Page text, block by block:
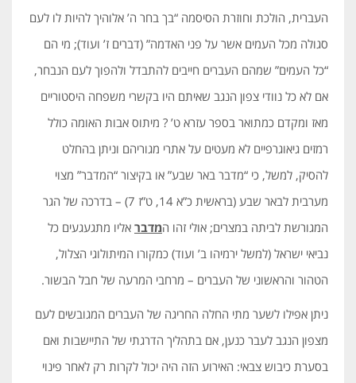
העברית, הולכת וחוזרת הסיסמה “בך בחר ה’ אלוהיך להיות לו לעם
סגולה מכל העמים אשר על פני האדמה” (דברים ז’ ועוד); מי הם
“כל העמים” שמהם העברים חייבים להתבדל ולהפוך לעם הנבחר,
אם לא כל נוודי צפון הנגב שאיתם היו בקשרי משפחה היסטוריים
מאז ומקדם כמתואר בספר עזרא ט’ ? מיתוס אבות האומה כולל
רמזים גיאוגרפיים לא מעטים על אתרי מגוריהם וניתן בהחלט
להסיק, למשל, כי “מדבר באר שבע” או בקיצור “המדבר” מצוי
מערבית לבאר שבע (בראשית כ”א 14, ט”ז 7) – בדרכה של הגר
המגורשת לביתה במצרים; אולי זהו המדבר אליו מתגעגעים כל
נביאי ישראל (למשל ירמיהו ב’ ועוד) כמקורו המיתולוגי הצלול,
הטהור והראשוני של העברים – מרחבי המרעה של חבל הבשור.
ניתן אפילו לשער מתי החלה החריגה של העברים המגובשים לעם
מצפון הנגב לעבר כנען, אם בתהליך הדרגתי של התיישבות ואם
בסערת כיבוש צבאי: האירוע הזה היה יכול לקרות רק לאחר פינוי